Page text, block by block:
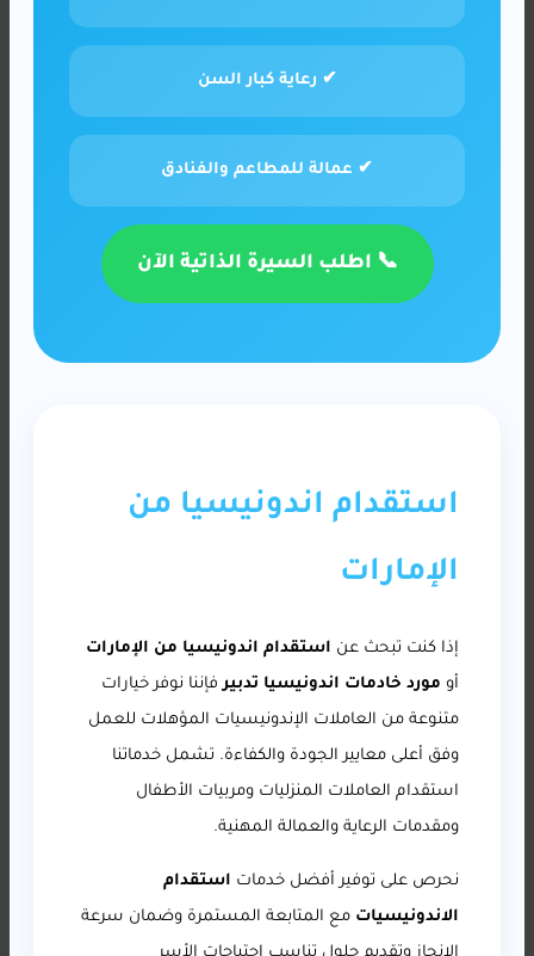
✔ رعاية كبار السن
✔ عمالة للمطاعم والفنادق
📞 اطلب السيرة الذاتية الآن
استقدام اندونيسيا من
الإمارات
إذا كنت تبحث عن استقدام اندونيسيا من الإمارات
أو مورد خادمات اندونيسيا تدبيرفإننا نوفر خيارات
متنوعة من العاملات الإندونيسيات المؤهلات للعمل
وفق أعلى معايير الجودة والكفاءة. تشمل خدماتنا
استقدام العاملات المنزليات ومربيات الأطفال
ومقدمات الرعاية والعمالة المهنية.
نحرص على توفير أفضل خدمات استقدام
الاندونيسيات مع المتابعة المستمرة وضمان سرعة